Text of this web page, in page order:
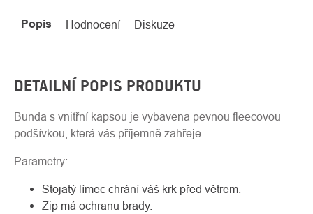
Popis Hodnocení Diskuze
DETAILNÍ POPIS PRODUKTU
Bunda s vnitřní kapsou je vybavena pevnou fleecovou
podšívkou, která vás příjemně zahřeje.
Parametry:
Stojatý límec chrání váš krk před větrem.
Zip má ochranu brady.